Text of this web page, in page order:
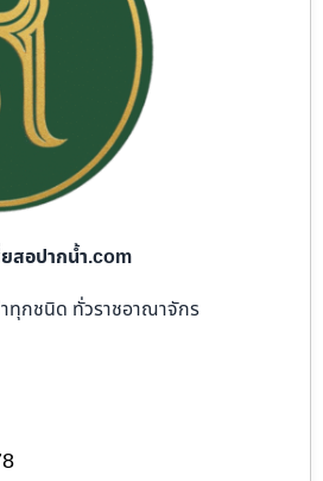
ยสอปากน้ำ.com
ทุกชนิด ทั่วราชอาณาจักร